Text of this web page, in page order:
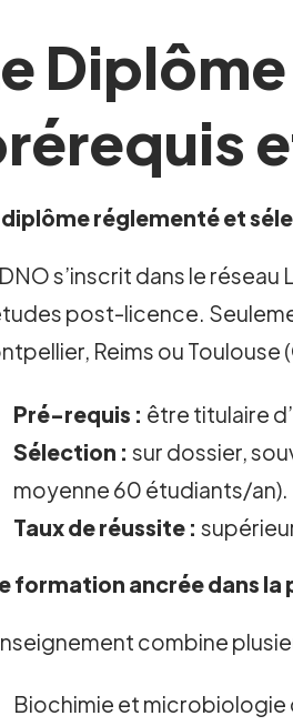
diplôme réglementé et
s’inscrit dans le
post-licence.
Reims ou Toulouse (
Pré-requis : être titulaire
Sélection : sur dossier,
moyenne 60 étudiants/an).
Taux de réussite :
formation ancrée dans
combine
Biochimie et